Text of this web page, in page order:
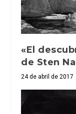
«El
de Sten
24 de abril de 2017